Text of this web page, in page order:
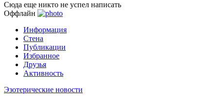
Сюда еще никто не успел написать
Оффлайн
Информация
Стена
Публикации
Избранное
Друзья
Активность
Эзотерические новости